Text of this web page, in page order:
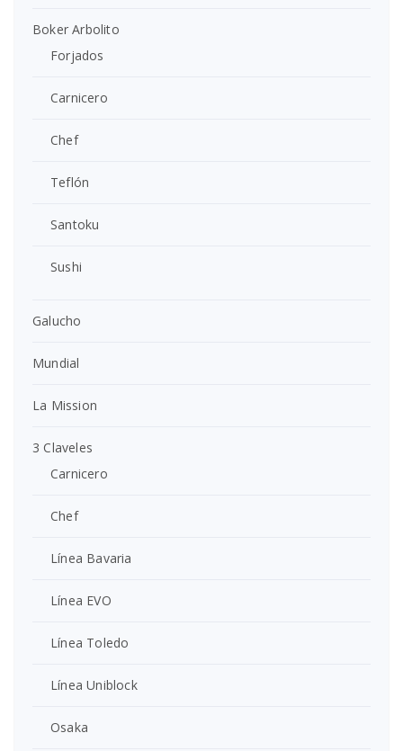
Boker Arbolito
Forjados
Carnicero
Chef
Teflón
Santoku
Sushi
Galucho
Mundial
La Mission
3 Claveles
Carnicero
Chef
Línea Bavaria
Línea EVO
Línea Toledo
Línea Uniblock
Osaka